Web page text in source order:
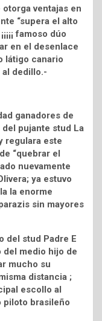
ventajas en
“supera el alto
famoso dúo
en el desenlace
látigo canario
dedillo.-
ganadores de
pujante stud La
regulara este
“quebrar el
nuevamente
ya estuvo
la enorme
sin mayores
del stud Padre E
medio hijo de
mucho su
distancia ;
escollo al
piloto brasileño